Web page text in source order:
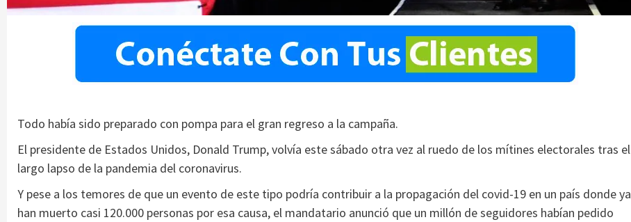
Todo había sido preparado con pompa para el gran regreso a la campaña.
El presidente de Estados Unidos, Donald Trump, volvía este sábado otra vez al ruedo de los mítines electorales tras el
largo lapso de la pandemia del coronavirus.
Y pese a los temores de que un evento de este tipo podría contribuir a la propagación del covid-19 en un país donde ya
han muerto casi 120.000 personas por esa causa, el mandatario anunció que un millón de seguidores habían pedido